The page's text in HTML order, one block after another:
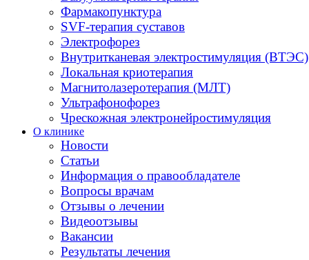
Фармакопунктура
SVF-терапия суставов
Электрофорез
Внутритканевая электростимуляция (ВТЭС)
Локальная криотерапия
Магнитолазеротерапия (МЛТ)
Ультрафонофорез
Чрескожная электронейростимуляция
О клинике
Новости
Статьи
Информация о правообладателе
Вопросы врачам
Отзывы о лечении
Видеоотзывы
Вакансии
Результаты лечения